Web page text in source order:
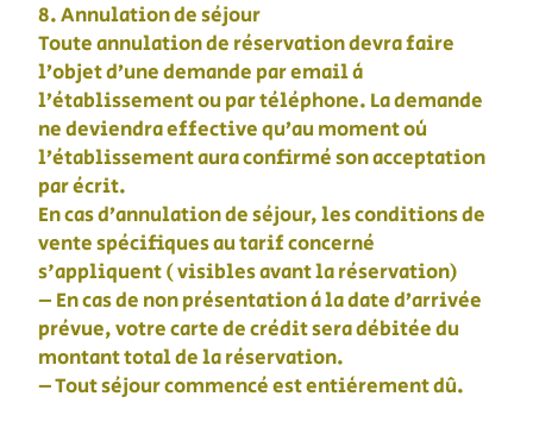
8. Annulation de séjour
Toute annulation de réservation devra faire
l’objet d’une demande par email à
l’établissement ou par téléphone. La demande
ne deviendra effective qu’au moment où
l’établissement aura confirmé son acceptation
par écrit.
En cas d’annulation de séjour, les conditions de
vente spécifiques au tarif concerné
s'appliquent ( visibles avant la réservation)
– En cas de non présentation à la date d’arrivée
prévue, votre carte de crédit sera débitée du
montant total de la réservation.
– Tout séjour commencé est entièrement dû.